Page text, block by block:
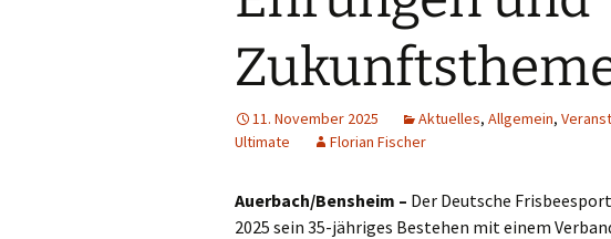
11. November 2025 Aktuelles, Allgemein,
Ultimate
Florian Fischer
Auerbach/Bensheim – Der Deut­sche
2025 sein 35-jäh­ri­ges Bestehen mit einem